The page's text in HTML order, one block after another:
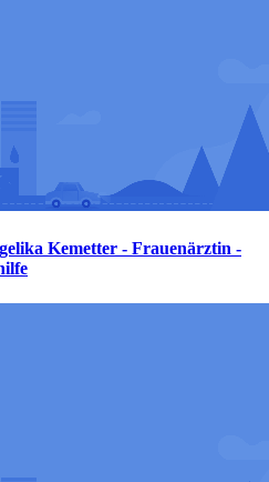
Kemetter - Frauenärztin -